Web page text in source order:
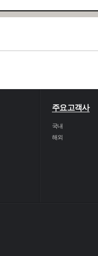
주요고객사
국내
해외